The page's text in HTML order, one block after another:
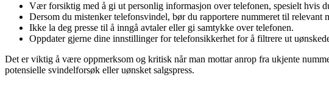
Vær forsiktig med å gi ut personlig informasjon over telefonen, spesielt hvis
Dersom du mistenker telefonsvindel, bør du rapportere nummeret til relevant
Ikke la deg presse til å inngå avtaler eller gi samtykke over telefonen.
Oppdater gjerne dine innstillinger for telefonsikkerhet for å filtrere ut
Det er viktig å være oppmerksom og kritisk når man mottar anrop fra ukjente
potensielle svindelforsøk eller uønsket salgspress.